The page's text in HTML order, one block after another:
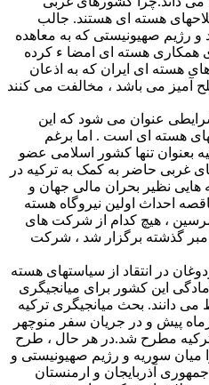
هسته ای هستند. جالب
و رژیم صهیونیستی که به معاهده
همکاری هسته ای امضا ء کرده
هسته ای ایران که به اذعان
آمیز می باشد ، مخالفت می کنند
عنوان می شود که این
هسته ای است . اما برغم
بعنوان تنها کشور اسلامی عضو
غربی حاضر به کمک به ترکیه در
هایی نظیر بحران مالی جهان و
احداث اولین نیروگاه هسته
، هیچ کدام از شرکت های
این مناقصه که ۲۴ سپتامبر گذشته برگزار شد ، شرکت
در انتقاد از سیاستهای هسته
این کشور برای میانجیگری
دانند. بحث میانجیگری ترکیه
پیش و در جریان سفر منوچهر
ترکیه مطرح شد.در هر حال ، طرح
میان سوریه و رژیم صهیونیستی و
آذربایجان و ارمنستان